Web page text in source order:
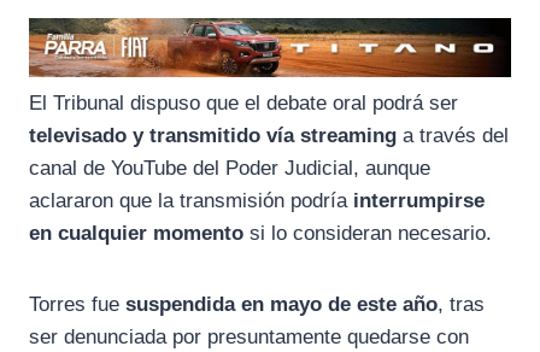
El Tribunal dispuso que el debate oral podrá ser
televisado y transmitido vía streaming a través del
canal de YouTube del Poder Judicial, aunque
aclararon que la transmisión podría interrumpirse
en cualquier momento si lo consideran necesario.
Torres fue suspendida en mayo de este año, tras
ser denunciada por presuntamente quedarse con